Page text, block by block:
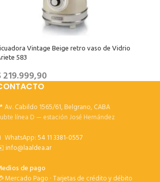
Vintage Beige retro vaso de Vidrio
583
219.999,90
Av. Cabildo 1565/61, Belgrano, CABA
línea D — estación José Hernández
WhatsApp:54 11 3381-0557
info@laaldea.ar
de pago
Mercado Pago · Tarjetas de crédito y débito